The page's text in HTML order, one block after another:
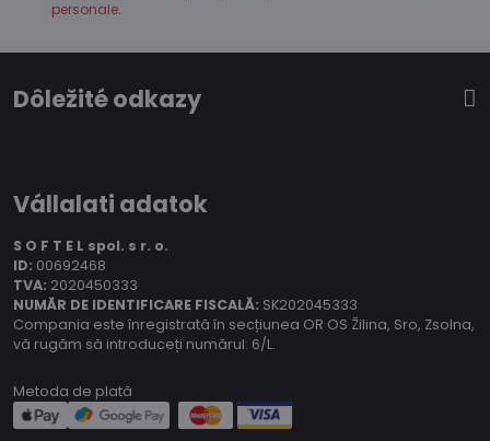
personale.
Dôležité odkazy
Vállalati adatok
S O F T E L spol. s r. o.
ID: 00692468
TVA: 2020450333
NUMĂR DE IDENTIFICARE FISCALĂ: SK202045333
Compania este înregistrată în secțiunea OR OS Žilina, Sro, Zsolna,
vă rugăm să introduceți numărul: 6/L.
Metoda de plată